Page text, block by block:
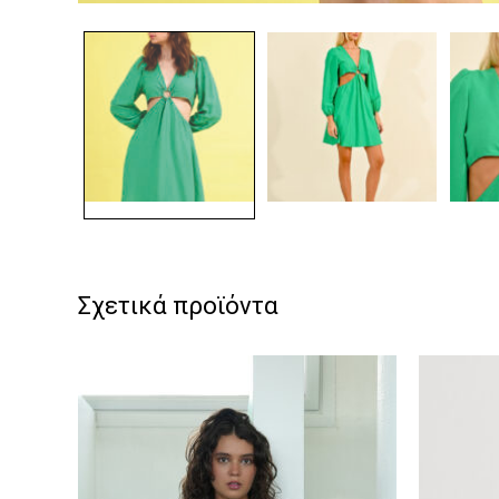
Σχετικά προϊόντα